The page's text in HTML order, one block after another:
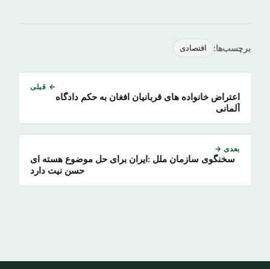
برچسب‌ها: اقتصادی
← قبلی
اعتراض خانواده های قربانیان افغان به حکم دادگاه
آلمانی
بعدی →
سخنگوی سازمان ملل :ایران برای حل موضوع هسته ای
حسن نیت دارد